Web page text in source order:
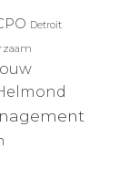
Detroit